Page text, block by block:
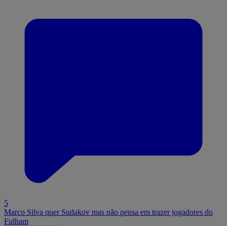
5
Marco Silva quer Sudakov mas não pensa em trazer jogadores do
Fulham